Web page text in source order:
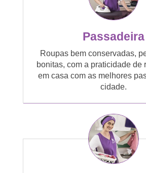
Passadeira
Roupas bem conservadas,
bonitas, com a praticidade de
em casa com as melhores
cidade.